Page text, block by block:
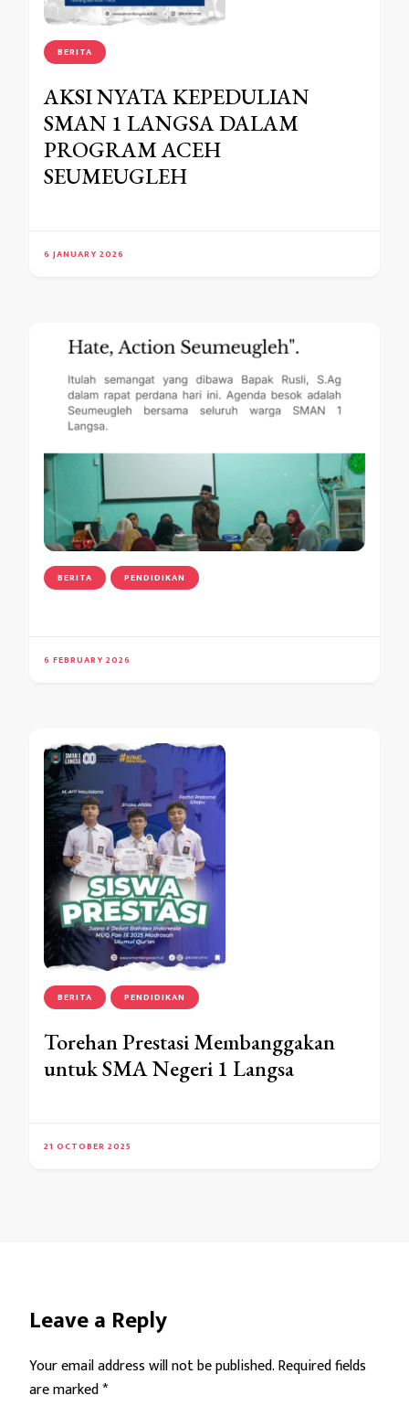
BERITA
AKSI NYATA KEPEDULIAN
SMAN 1 LANGSA DALAM
PROGRAM ACEH
SEUMEUGLEH
6 JANUARY 2026
BERITA PENDIDIKAN
6 FEBRUARY 2026
BERITA PENDIDIKAN
Torehan Prestasi Membanggakan
untuk SMA Negeri 1 Langsa
21 OCTOBER 2025
Leave a Reply
Your email address will not be published.Required fields
are marked*